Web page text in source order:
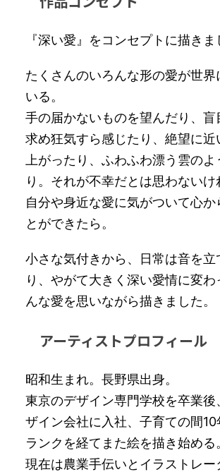
『深い愛』をコンセプトに描きま
たくさんのいろんな形の愛が世界
いる。
手の届かないものを望んだり、盲
求め狂気すら感じたり、絶望に近
上がったり、ふわふわ漂う雲のよ
り。それが不幸だとは思わないけ
自分や身近な愛に気がついて心か
とができたら。
小さな気付きから、日常は音を立
り、やがて大きく深い愛情に変わ
んな愛を思いながら描きました。
アーティストプロフィール
昭和生まれ。長野県出身。
東京のデザイン専門学校を卒業後
ザイン会社に入社、子育ての間
ランクを経てまた絵を描き始める
現在は農業手伝いとイラストレー